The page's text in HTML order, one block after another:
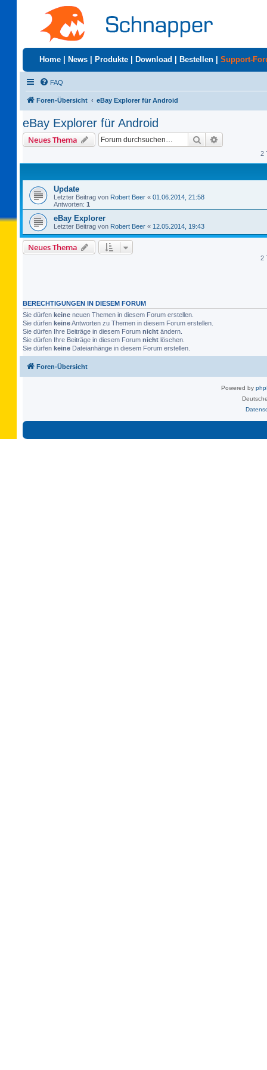
Home News Produkte Download Bestellen Support-
FAQ
Foren-Übersicht eBay Explorer für Android
eBay Explorer für Android
Neues Thema Suche
2
Update
Letzter Beitrag von Robert Beer « 01.06.2014, 21:58
Antworten: 1
eBay Explorer
Letzter Beitrag von Robert Beer « 12.05.2014, 19:43
Neues Thema
2
BERECHTIGUNGEN IN DIESEM FORUM
Sie dürfen keine neuen Themen in diesem Forum erstellen.
Sie dürfen keineAntworten zu Themen in diesem Forum erstellen.
Sie dürfen Ihre Beiträge in diesem Forum nicht ändern.
Sie dürfen Ihre Beiträge in diesem Forum nicht löschen.
Sie dürfen keine Dateianhänge in diesem Forum erstellen.
Foren-Übersicht
Powered by